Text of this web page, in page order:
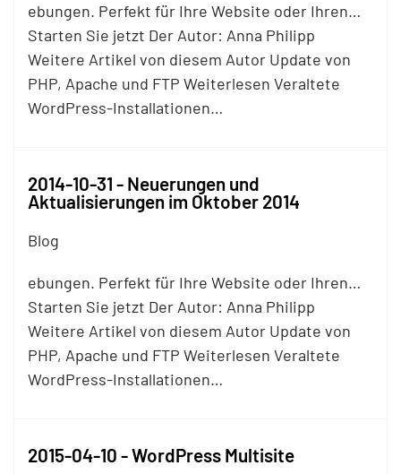
ebungen. Perfekt für Ihre Website oder Ihren…
Starten Sie jetzt Der Autor: Anna Philipp
Weitere Artikel von diesem Autor Update von
PHP, Apache und FTP Weiterlesen Veraltete
WordPress-Installationen…
2014-10-31 - Neuerungen und
Aktualisierungen im Oktober 2014
Blog
ebungen. Perfekt für Ihre Website oder Ihren…
Starten Sie jetzt Der Autor: Anna Philipp
Weitere Artikel von diesem Autor Update von
PHP, Apache und FTP Weiterlesen Veraltete
WordPress-Installationen…
2015-04-10 - WordPress Multisite